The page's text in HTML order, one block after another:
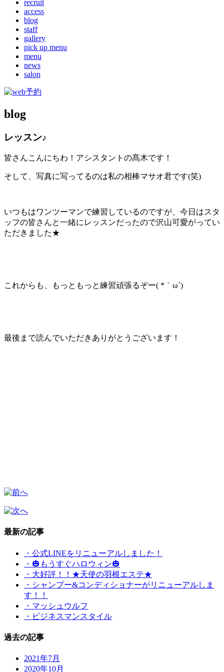
recruit
access
blog
staff
gallery
pick up menu
menu
news
salon
blog
レッスン♪
皆さんこんにちわ！アシスタントの髙木です！
そして、写真に写ってるのは私の相棒マサオ君です(笑)
いつもはワンツーマンで練習しているのですが、今日はスタ
ッフの皆さんと一緒にレッスンだったので沢山可愛がってい
ただきました★
これからも、もっともっと練習頑張るぞー( *｀ω´)
最後まで読んでいただきありがとうございます！
最新の記事
・公式LINEをリニューアルしました！
・🎃もうすぐハロウィン🎃
・大好評！！★天使の羽根エステ★
・シャンプー&コンディショナーがリニューアルしま
す！！
・マッシュウルフ
・ビジネスマンスタイル
過去の記事
2021年7月
2020年10月